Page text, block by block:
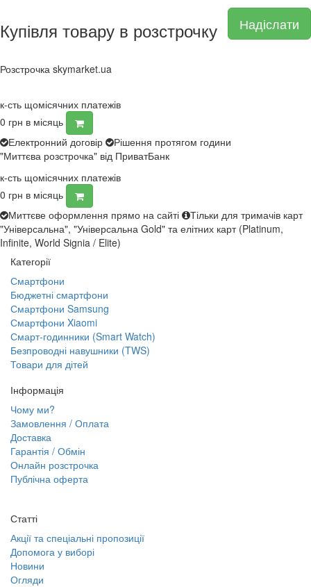
Надіслати
Купівля товару в розстрочку
Розстрочка skymarket.ua
к-сть щомісячних платежів
0 грн в місяць
Електронний договір
Рішення протягом години
"Миттєва розстрочка" від ПриватБанк
к-сть щомісячних платежів
0 грн в місяць
Миттєве оформлення прямо на сайті
Тільки для тримачів карт
"Універсальна", "Універсальна Gold" та елітних карт (Platinum,
Infinite, World Signia / Elite)
Категорії
Смартфони
Бюджетні смартфони
Смартфони Samsung
Смартфони Xiaomi
Смарт-годинники (Smart Watch)
Безпроводні навушники (TWS)
Товари для дітей
Інформація
Чому ми?
Замовлення / Оплата
Доставка
Гарантія / Обмін
Онлайн розстрочка
Публічна оферта
Статті
Акції та спеціальні пропозиції
Допомога у виборі
Новини
Огляди